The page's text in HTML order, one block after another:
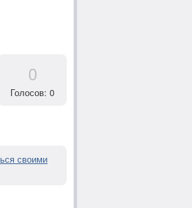
0
Голосов: 0
своими